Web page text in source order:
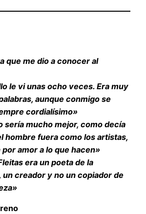
que me dio a conocer al
le vi unas ocho veces. Era muy
aunque conmigo se
cordialísimo»
sería mucho mejor, como decía
hombre fuera como los artistas,
amor a lo que hacen»
era un poeta de la
un creador y no un copiador de